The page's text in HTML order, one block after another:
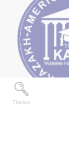
Поиск